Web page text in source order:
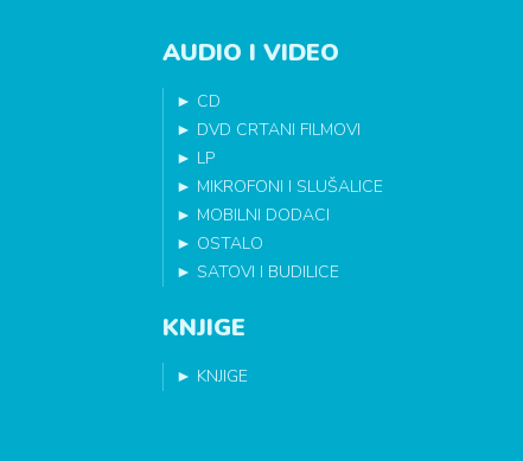
AUDIO I VIDEO
► CD
► DVD CRTANI FILMOVI
► LP
► MIKROFONI I SLUŠALICE
► MOBILNI DODACI
► OSTALO
► SATOVI I BUDILICE
KNJIGE
► KNJIGE